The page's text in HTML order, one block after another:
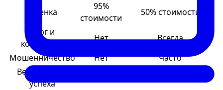
Оценка
95%
стоимости
50% стоимости
Торг и
конфликты
Нет
Всегда
Мошенничество
Нет
Часто
Вероятность
успеха